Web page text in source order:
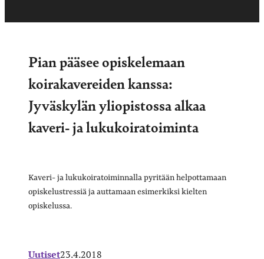
Pian pääsee opiskelemaan
koirakavereiden kanssa:
Jyväskylän yliopistossa alkaa
kaveri- ja lukukoiratoiminta
Kaveri- ja lukukoiratoiminnalla pyritään helpottamaan
opiskelustressiä ja auttamaan esimerkiksi kielten
opiskelussa.
Uutiset23.4.2018